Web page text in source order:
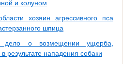
и колуном
хозяин агрессивного пса
шпица
дело о возмещении ущерба,
результате нападения собаки